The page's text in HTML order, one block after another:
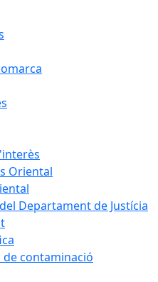
Oriental
Departament de Justícia
de contaminació